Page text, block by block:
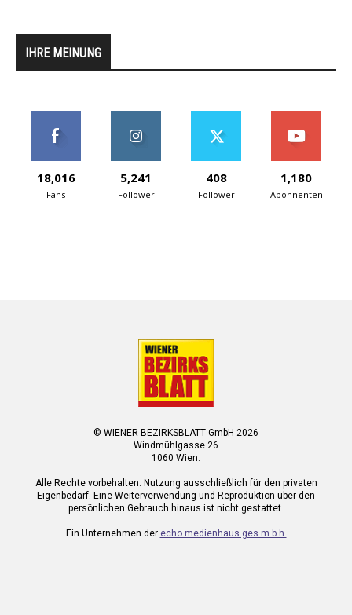
IHRE MEINUNG
18,016
Fans
5,241
Follower
408
Follower
1,180
Abonnenten
© WIENER BEZIRKSBLATT GmbH 2026
Windmühlgasse 26
1060 Wien.
Alle Rechte vorbehalten. Nutzung ausschließlich für den privaten
Eigenbedarf. Eine Weiterverwendung und Reproduktion über den
persönlichen Gebrauch hinaus ist nicht gestattet.
Ein Unternehmen der echo medienhaus ges.m.b.h.